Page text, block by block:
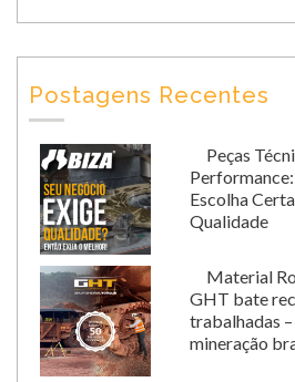
Postagens Recentes
Peças
Escolha
Qualidade
Material
GHT bate
trabalhadas
mineração